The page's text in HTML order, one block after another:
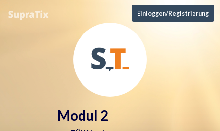
Einloggen/Registrierung
Modul 2